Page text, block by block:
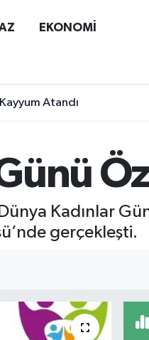
EKONOMİ
Atandı
Kadınlar
gerçekleşti.